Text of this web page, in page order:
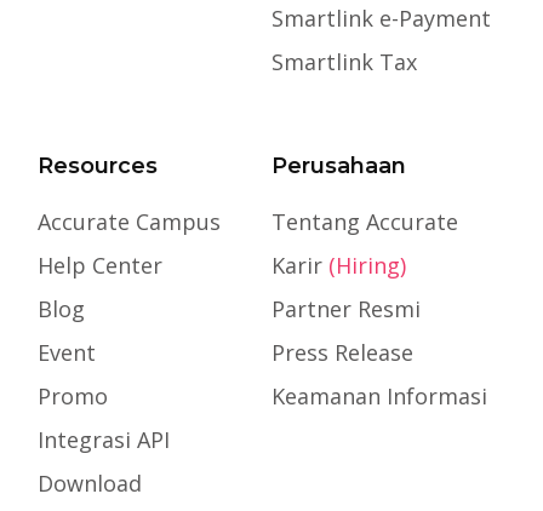
Smartlink e-Payment
Smartlink Tax
Resources
Accurate Campus
Help Center
Blog
Event
Promo
Integrasi API
Download
Perusahaan
Tentang Accurate
Karir (Hiring)
Partner Resmi
Press Release
Keamanan Informasi